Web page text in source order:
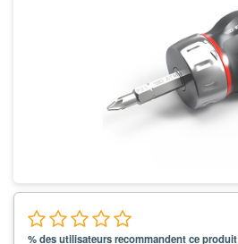
% des utilisateurs recommandent ce produit